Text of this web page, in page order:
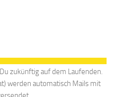
zukünftig auf dem Laufenden.
werden automatisch Mails mit